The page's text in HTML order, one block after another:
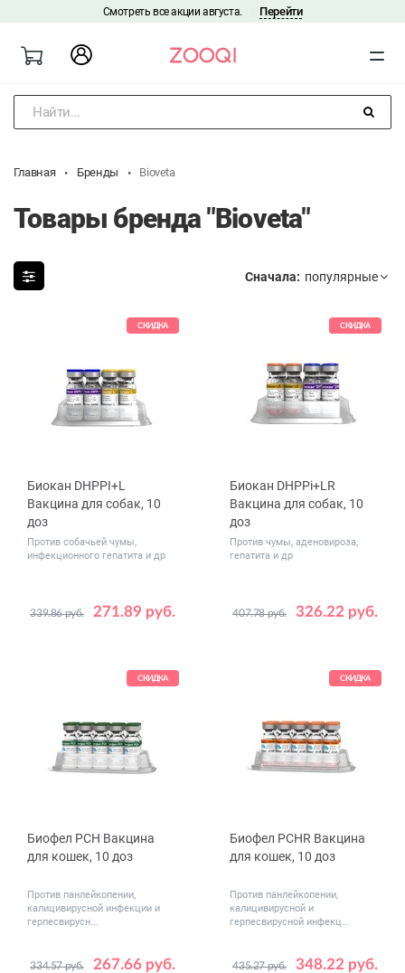
Смотреть все акции августа. Перейти
Найти...
Главная Бренды Bioveta
Товары бренда "Bioveta"
Сначала:
СКИДКА
Биокан DHPPI+L
Вакцина для собак, 10
доз
Против собачьей чумы,
инфекционного гепатита и др
271.89 руб.
339.86 руб.
СКИДКА
Биокан DHPPi+LR
Вакцина для собак, 10
доз
Против чумы, аденовироза,
гепатита и др
326.22 руб.
407.78 руб.
СКИДКА
Биофел PCH Вакцина
для кошек, 10 доз
Против панлейкопении,
калицивирусной инфекции и
герпесвирусн...
267.66 руб.
334.57 руб.
СКИДКА
Биофел PCHR Вакцина
для кошек, 10 доз
Против панлейкопении,
калицивирусной и
герпесвирусной инфекц...
348.22 руб.
435.27 руб.